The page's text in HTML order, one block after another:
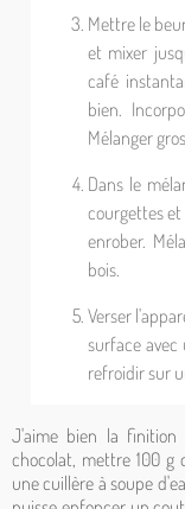
Mettre le
et mixer
café
bien.
Mélanger
Dans le
courgettes
enrober.
bois.
Verser
surface
refroidir sur
J'aime bien la finition
chocolat, mettre 100 g
une cuillère à soupe